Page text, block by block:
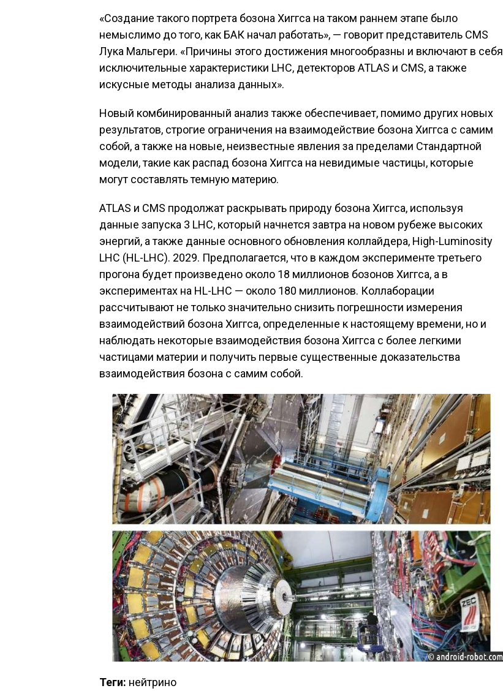
«Создание такого портрета бозона Хиггса на таком раннем этапе было
немыслимо до того, как БАК начал работать», — говорит представитель CMS
Лука Мальгери. «Причины этого достижения многообразны и включают в себя
исключительные характеристики LHC, детекторов ATLAS и CMS, а также
искусные методы анализа данных».
Новый комбинированный анализ также обеспечивает, помимо других новых
результатов, строгие ограничения на взаимодействие бозона Хиггса с самим
собой, а также на новые, неизвестные явления за пределами Стандартной
модели, такие как распад бозона Хиггса на невидимые частицы, которые
могут составлять темную материю.
ATLAS и CMS продолжат раскрывать природу бозона Хиггса, используя
данные запуска 3 LHC, который начнется завтра на новом рубеже высоких
энергий, а также данные основного обновления коллайдера, High-Luminosity
LHC (HL-LHC). 2029. Предполагается, что в каждом эксперименте третьего
прогона будет произведено около 18 миллионов бозонов Хиггса, а в
экспериментах на HL-LHC — около 180 миллионов. Коллаборации
рассчитывают не только значительно снизить погрешности измерения
взаимодействий бозона Хиггса, определенные к настоящему времени, но и
наблюдать некоторые взаимодействия бозона Хиггса с более легкими
частицами материи и получить первые существенные доказательства
взаимодействия бозона с самим собой.
Теги: нейтрино